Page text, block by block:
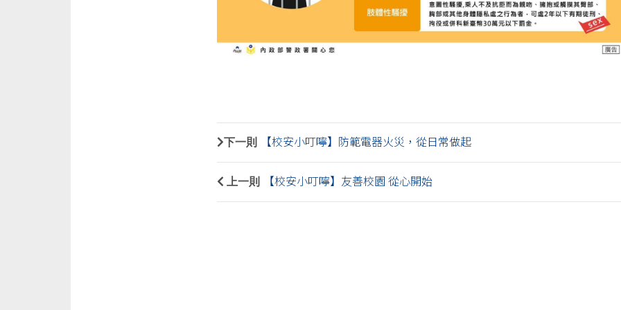
下一則 【校安小叮嚀】防範電器火災，從日常做起
上一則 【校安小叮嚀】友善校園 從心開始